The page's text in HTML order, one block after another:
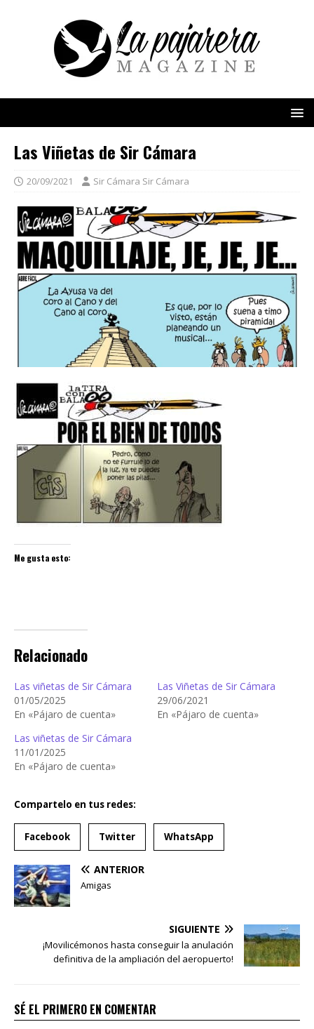
Las Viñetas de Sir Cámara
20/09/2021 Sir Cámara Sir Cámara
Me gusta esto:
Relacionado
Las viñetas de Sir Cámara
01/05/2025
En «Pájaro de cuenta»
Las Viñetas de Sir Cámara
29/06/2021
En «Pájaro de cuenta»
Las viñetas de Sir Cámara
11/01/2025
En «Pájaro de cuenta»
Compartelo en tus redes:
Facebook Twitter WhatsApp
ANTERIOR
Amigas
SIGUIENTE
¡Movilicémonos hasta conseguir la anulación
definitiva de la ampliación del aeropuerto!
SÉ EL PRIMERO EN COMENTAR